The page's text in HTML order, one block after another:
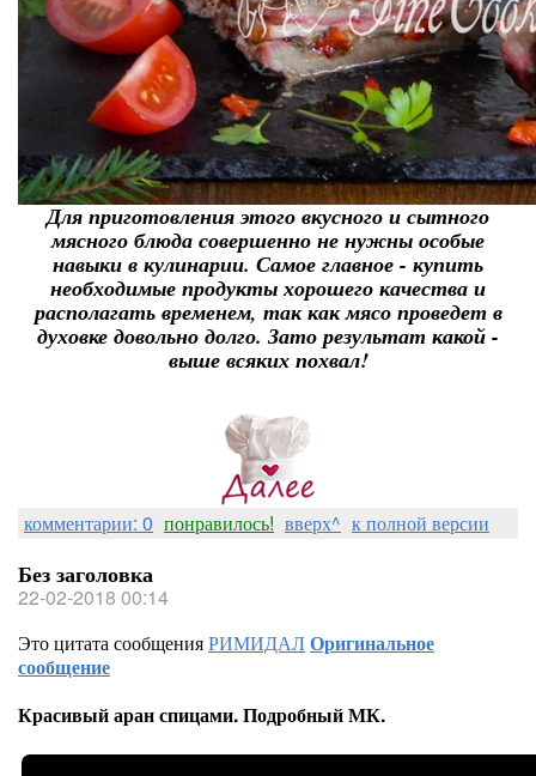
Для приготовления этого вкусного и сытного
мясного блюда совершенно не нужны особые
навыки в кулинарии. Самое главное - купить
необходимые продукты хорошего качества и
располагать временем, так как мясо проведет в
духовке довольно долго. Зато результат какой -
выше всяких похвал!
комментарии: 0 понравилось! вверх^ к полной версии
Без заголовка
22-02-2018 00:14
Это цитата сообщенияРИМИДАЛОригинальное
сообщение
Красивый аран спицами. Подробный МК.